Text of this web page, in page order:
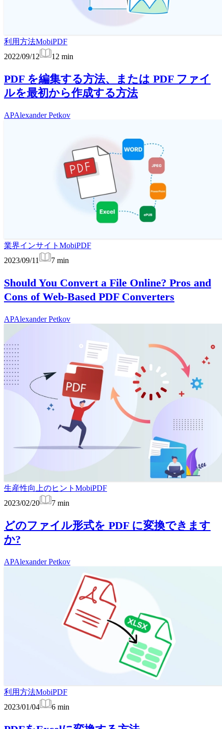
利用方法MobiPDF
2022/09/12
12 min
PDF を編集する方法、または PDF ファイ
ルを最初から作成する方法
APAlexander Petkov
業界インサイト MobiPDF
2023/09/11
7 min
Should You Convert a File Online? Pros and
Cons of Web-Based PDF Converters
APAlexander Petkov
生産性向上のヒント MobiPDF
2023/02/20
7 min
どのファイル形式を PDF に変換できます
か?
APAlexander Petkov
利用方法MobiPDF
2023/01/04
6 min